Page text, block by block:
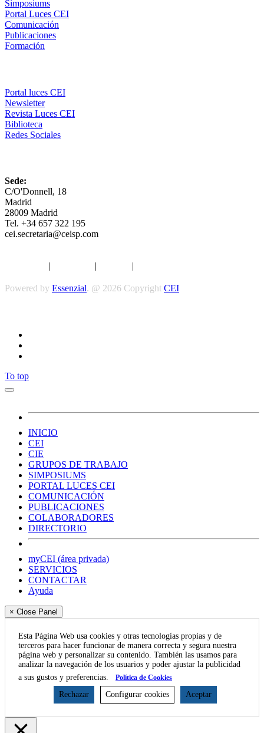
Simposiums
Portal Luces CEI
Comunicación
Publicaciones
Formación
Portal luces CEI
Newsletter
Revista Luces CEI
Biblioteca
Redes Sociales
Sede:
C/O'Donnell, 18
Madrid
28009 Madrid
Tel. +34 657 322 195
cei.secretaria@ceisp.com
| | |
Powered by Essenzial. @ 2026 Copyright CEI
To top
INICIO
CEI
CIE
GRUPOS DE TRABAJO
SIMPOSIUMS
PORTAL LUCES CEI
COMUNICACIÓN
PUBLICACIONES
COLABORADORES
DIRECTORIO
myCEI (área privada)
SERVICIOS
CONTACTAR
Ayuda
× Close Panel
Esta Página Web usa cookies y otras tecnologías propias y de
terceros para hacer funcionar de manera correcta y segura nuestra
página web y personalizar su contenido. También las usamos para
analizar la navegación de los usuarios y poder ajustar la publicidad
a sus gustos y preferencias.
Política de Cookies
Rechazar Configurar cookies Aceptar